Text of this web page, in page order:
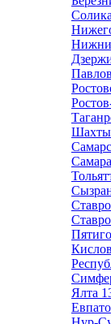
Шахты
Самара
Ялта